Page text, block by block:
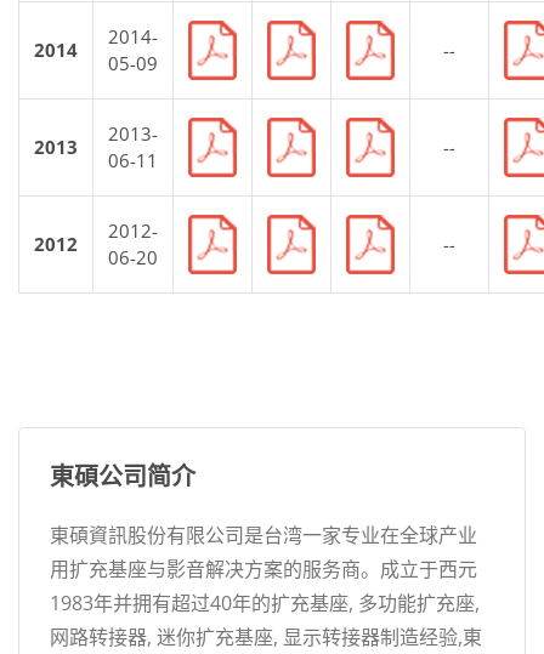
2014
2014-
05-09
--
2013
2013-
06-11
--
2012
2012-
06-20
--
東碩公司简介
東碩資訊股份有限公司是台湾一家专业在全球产业
用扩充基座与影音解决方案的服务商。成立于西元
1983年并拥有超过40年的扩充基座, 多功能扩充座,
网路转接器, 迷你扩充基座, 显示转接器制造经验,東